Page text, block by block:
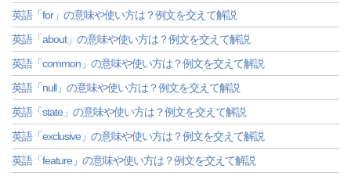
英語「for」の意味や使い方は？例文を交えて解説
英語「about」の意味や使い方は？例文を交えて解説
英語「common」の意味や使い方は？例文を交えて解説
英語「null」の意味や使い方は？例文を交えて解説
英語「state」の意味や使い方は？例文を交えて解説
英語「exclusive」の意味や使い方は？例文を交えて解説
英語「feature」の意味や使い方は？例文を交えて解説